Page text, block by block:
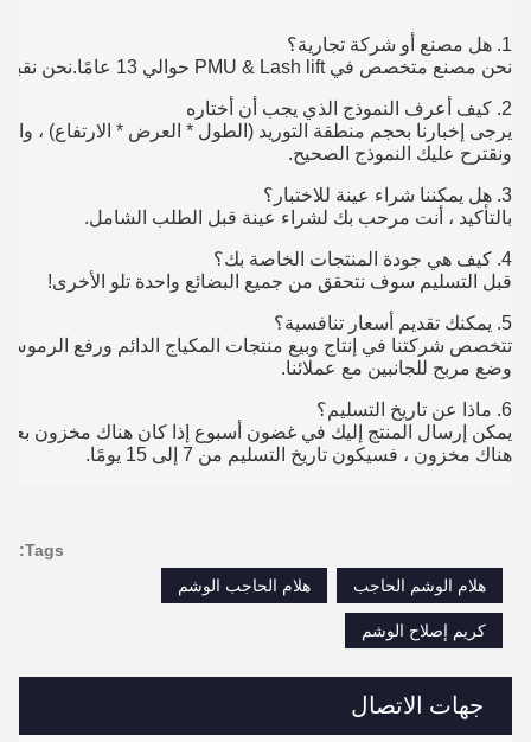
جهات الاتصال
1. هل مصنع أو شركة تجارية؟
نحن مصنع متخصص في PMU & Lash lift حوالي 13 عامًا.نحن نقبل OEM أو ODM
2. كيف أعرف النموذج الذي يجب أن أختاره
يرجى إخبارنا بحجم منطقة التوريد (الطول * العرض * الارتفاع) ،
ونقترح عليك النموذج الصحيح.
3. هل يمكننا شراء عينة للاختبار؟
بالتأكيد ، أنت مرحب بك لشراء عينة قبل الطلب الشامل.
4. كيف هي جودة المنتجات الخاصة بك؟
قبل التسليم سوف نتحقق من جميع البضائع واحدة تلو الأخرى!
5. يمكنك تقديم أسعار تنافسية؟
تتخصص شركتنا في إنتاج وبيع منتجات المكياج الدائم ورفع
وضع مربح للجانبين مع عملائنا.
6. ماذا عن تاريخ التسليم؟
هناك مخزون ، فسيكون تاريخ التسليم من 7 إلى 15 يومًا.
Tags:
هلام الوشم الحاجب
هلام الحاجب الوشم
كريم إصلاح الوشم